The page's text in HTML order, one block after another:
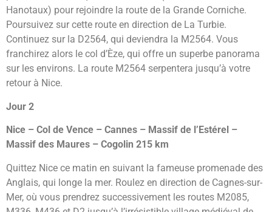
Hanotaux) pour rejoindre la route de la Grande Corniche.
Poursuivez sur cette route en direction de La Turbie.
Continuez sur la D2564, qui deviendra la M2564. Vous
franchirez alors le col d’Èze, qui offre un superbe panorama
sur les environs. La route M2564 serpentera jusqu’à votre
retour à Nice.
Jour 2
Nice – Col de Vence – Cannes – Massif de l’Estérel –
Massif des Maures – Cogolin 215 km
Quittez Nice ce matin en suivant la fameuse promenade des
Anglais, qui longe la mer. Roulez en direction de Cagnes-sur-
Mer, où vous prendrez successivement les routes M2085,